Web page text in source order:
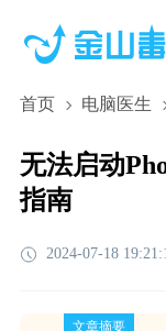
首页 电脑医生
无法启动
指南
2024-07-18
文章摘要